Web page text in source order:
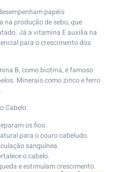
papéis
produção de sebo, que
Já a vitamina E auxilia na
para o crescimento dos
B, como biotina, é famoso
Minerais como zinco e ferro
Cabelo:
os fios.
para o couro cabeludo.
sanguínea.
o cabelo.
e estimulam crescimento.